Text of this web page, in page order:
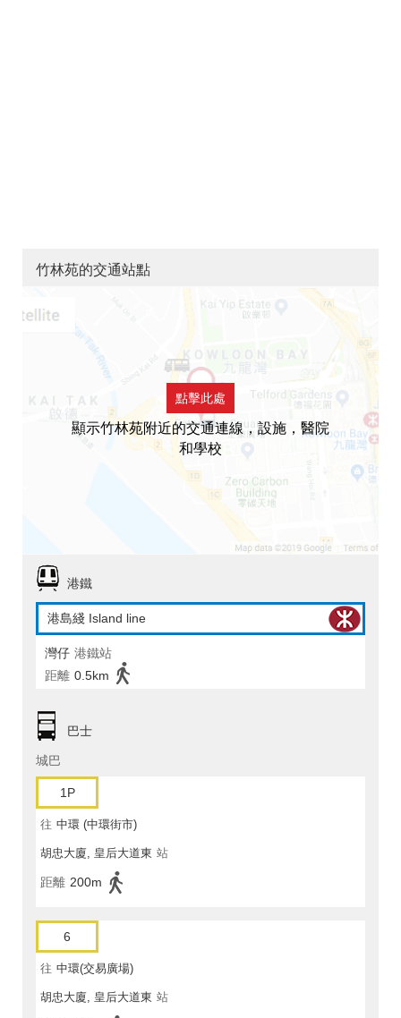
竹林苑的交通站點
點擊此處
顯示竹林苑附近的交通連線，設施，醫院
和學校
港鐵
港島綫 Island line
灣仔 港鐵站
距離 0.5km
巴士
城巴
1P
往 中環 (中環街市)
胡忠大廈, 皇后大道東 站
距離 200m
6
往 中環(交易廣場)
胡忠大廈, 皇后大道東 站